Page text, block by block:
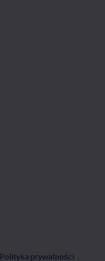
Polityka prywatności